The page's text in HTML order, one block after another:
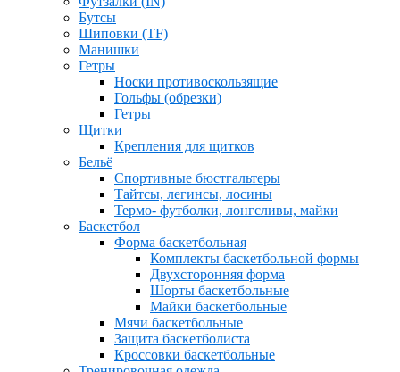
Бутсы
Шиповки (TF)
Манишки
Гетры
Носки противоскользящие
Гольфы (обрезки)
Гетры
Щитки
Крепления для щитков
Бельё
Спортивные бюстгальтеры
Тайтсы, легинсы, лосины
Термо- футболки, лонгсливы, майки
Баскетбол
Форма баскетбольная
Комплекты баскетбольной формы
Двухсторонняя форма
Шорты баскетбольные
Майки баскетбольные
Мячи баскетбольные
Защита баскетболиста
Кроссовки баскетбольные